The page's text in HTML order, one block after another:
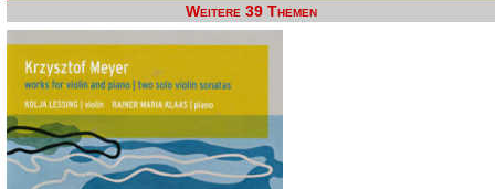
Weitere 39 Themen